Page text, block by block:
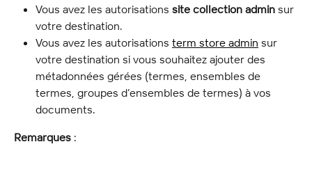
Vous avez les autorisations site collection admin sur
votre destination.
Vous avez les autorisations term store admin sur
votre destination si vous souhaitez ajouter des
métadonnées gérées (termes, ensembles de
termes, groupes d’ensembles de termes) à vos
documents.
Remarques :